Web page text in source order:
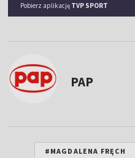
Pobierz aplikację TVP SPORT
PAP
#MAGDALENA FRĘCH